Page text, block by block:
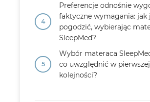
Preferencje odnośnie
faktyczne wymagania: jak
pogodzić, wybierając
SleepMed?
Wybór materaca
co uwzględnić w pierwszej
kolejności?